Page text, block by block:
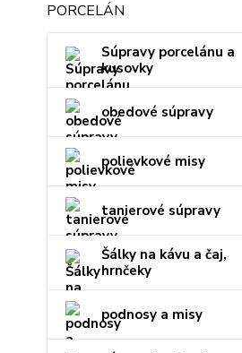
PORCELÁN
Súpravy porcelánu a
kusovky
obedové súpravy
polievkové misy
tanierové súpravy
Šálky na kávu a čaj,
hrnčeky
podnosy a misy